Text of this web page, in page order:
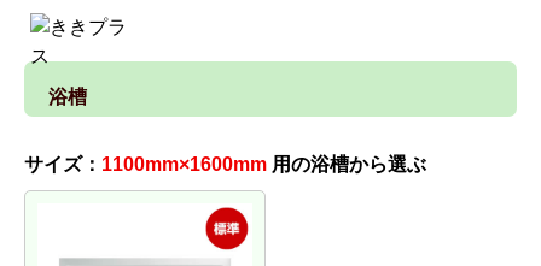
浴槽
サイズ： 1100mm×1600mm 用の浴槽から選ぶ